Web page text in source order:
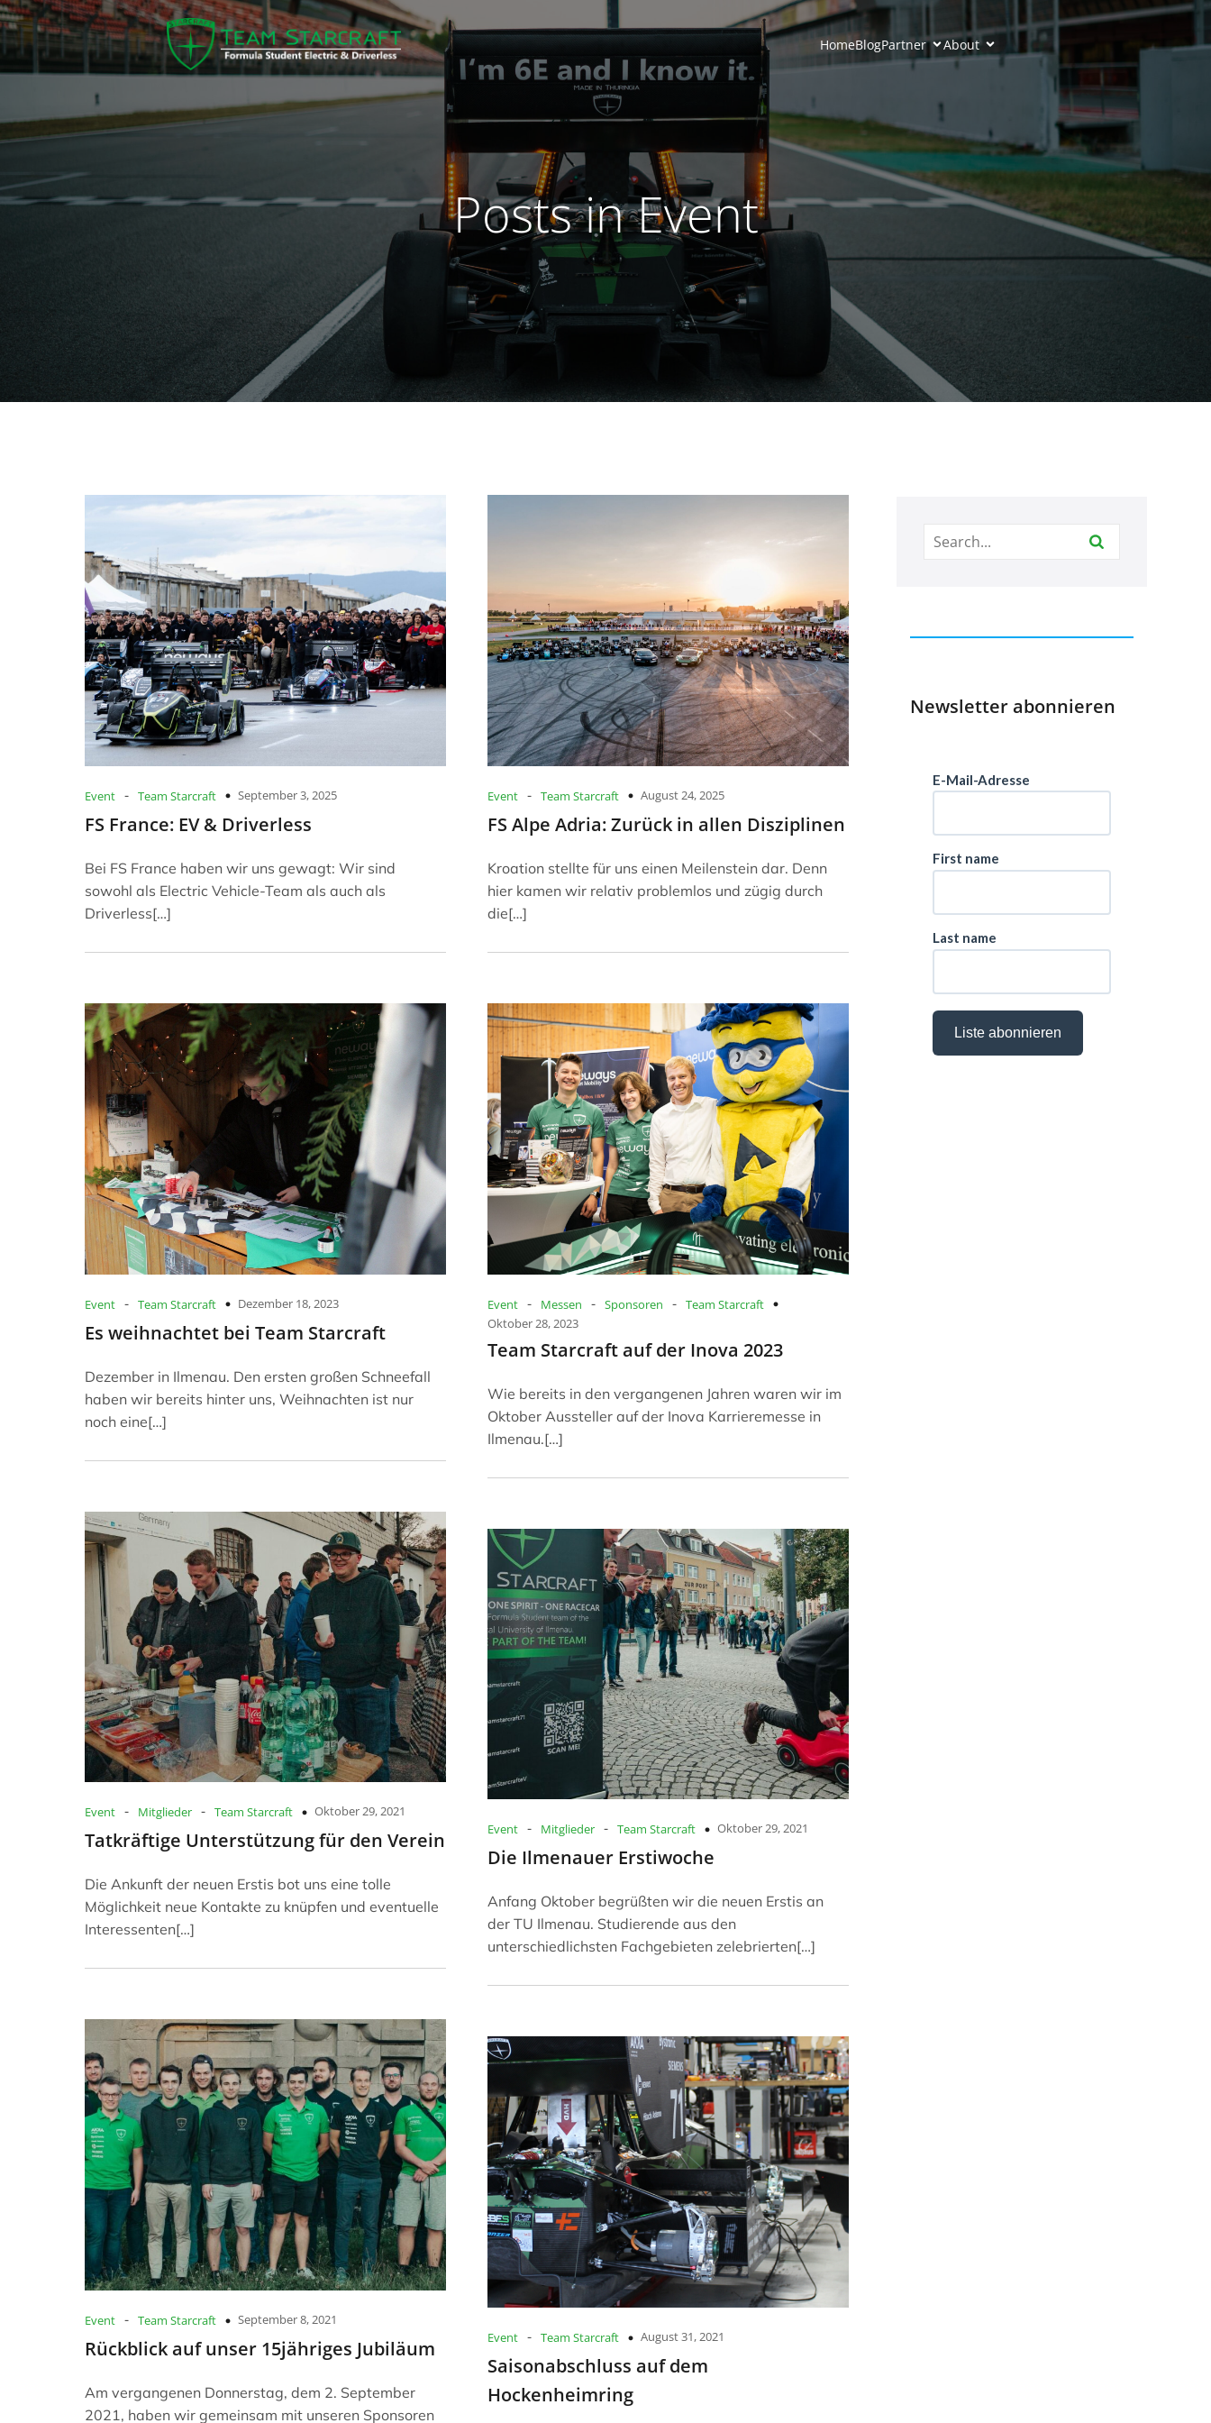
HomeBlogPartner About
Posts in Event
Event - Team Starcraft September 3, 2025
FS France: EV & Driverless
Bei FS France haben wir uns gewagt: Wir sind
sowohl als Electric Vehicle-Team als auch als
Driverless[…]
Event - Team Starcraft August 24, 2025
FS Alpe Adria: Zurück in allen Disziplinen
Kroation stellte für uns einen Meilenstein dar. Denn
hier kamen wir relativ problemlos und zügig durch
die[…]
Event - Team Starcraft Dezember 18, 2023
Es weihnachtet bei Team Starcraft
Dezember in Ilmenau. Den ersten großen Schneefall
haben wir bereits hinter uns, Weihnachten ist nur
noch eine[…]
Event - Messen - Sponsoren - Team Starcraft
Oktober 28, 2023
Team Starcraft auf der Inova 2023
Wie bereits in den vergangenen Jahren waren wir im
Oktober Aussteller auf der Inova Karrieremesse in
Ilmenau.[…]
Event - Mitglieder - Team Starcraft Oktober 29, 2021
Tatkräftige Unterstützung für den Verein
Die Ankunft der neuen Erstis bot uns eine tolle
Möglichkeit neue Kontakte zu knüpfen und eventuelle
Interessenten[…]
Event - Mitglieder - Team Starcraft Oktober 29, 2021
Die Ilmenauer Erstiwoche
Anfang Oktober begrüßten wir die neuen Erstis an
der TU Ilmenau. Studierende aus den
unterschiedlichsten Fachgebieten zelebrierten[…]
Event - Team Starcraft September 8, 2021
Rückblick auf unser 15jähriges Jubiläum
Am vergangenen Donnerstag, dem 2. September
2021, haben wir gemeinsam mit unseren Sponsoren
Event - Team Starcraft August 31, 2021
Saisonabschluss auf dem
Hockenheimring
Newsletter abonnieren